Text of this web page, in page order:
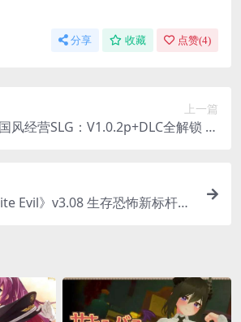
分享 收藏 点赞(4)
上一篇
风经营SLG：V1.0.2p+DLC全解锁 中
Evil》v3.08 生存恐怖新标杆，